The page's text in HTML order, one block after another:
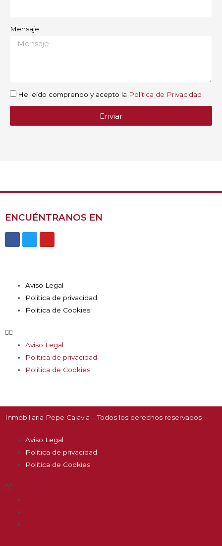
Mensaje
He leído comprendo y acepto la Política de Privacidad
Enviar
ENCUÉNTRANOS EN
Aviso Legal
Política de privacidad
Política de Cookies
Aviso Legal
Política de privacidad
Política de Cookies
Inmobiliaria Pepe Calavia – Todos los derechos reservados
Aviso Legal
Política de privacidad
Política de Cookies